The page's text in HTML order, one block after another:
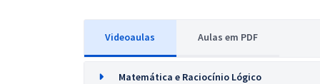
Videoaulas Aulas em PDF
Matemática e Raciocínio Lógico